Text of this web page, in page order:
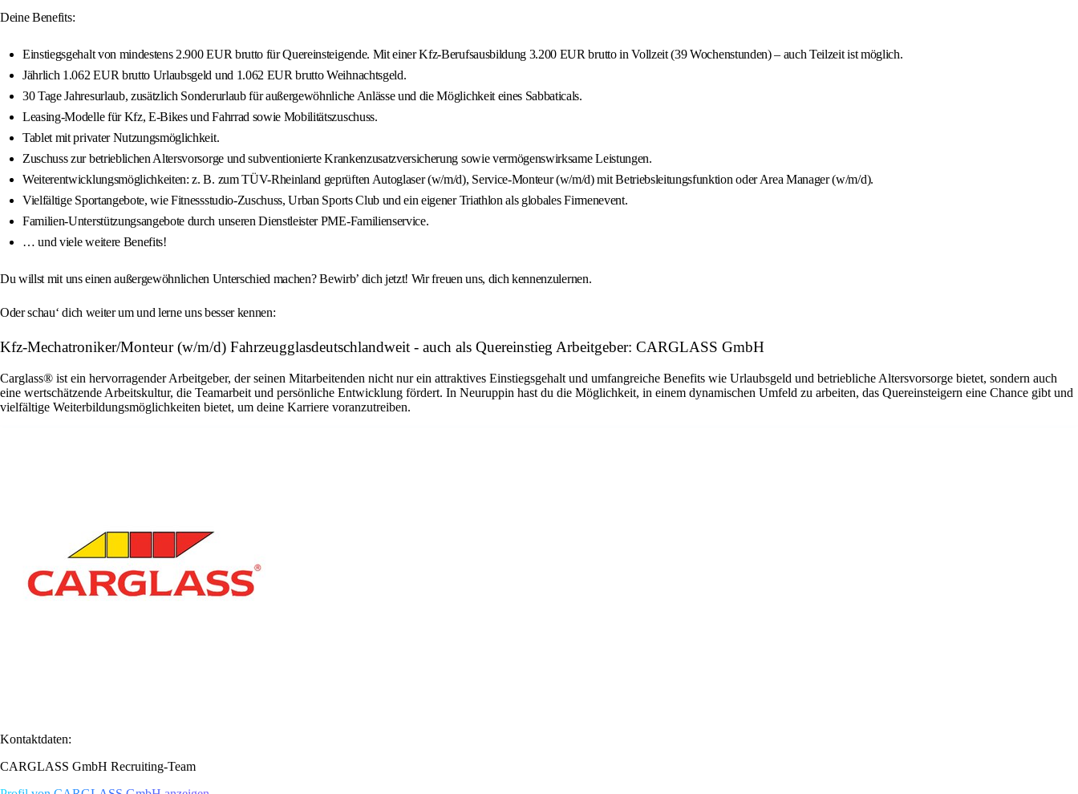
Deine Benefits:
Einstiegsgehalt von mindestens 2.900 EUR brutto für Quereinsteigende. Mit einer Kfz-Berufsausbildung 3.200 EUR brutto in Vollzeit (39 Wochenstunden) – auch Teilzeit ist möglich.
Jährlich 1.062 EUR brutto Urlaubsgeld und 1.062 EUR brutto Weihnachtsgeld.
30 Tage Jahresurlaub, zusätzlich Sonderurlaub für außergewöhnliche Anlässe und die Möglichkeit eines Sabbaticals.
Leasing-Modelle für Kfz, E-Bikes und Fahrrad sowie Mobilitätszuschuss.
Tablet mit privater Nutzungsmöglichkeit.
Zuschuss zur betrieblichen Altersvorsorge und subventionierte Krankenzusatzversicherung sowie vermögenswirksame Leistungen.
Weiterentwicklungsmöglichkeiten: z. B. zum TÜV-Rheinland geprüften Autoglaser (w/m/d), Service-Monteur (w/m/d) mit Betriebsleitungsfunktion oder Area Manager (w/m/d).
Vielfältige Sportangebote, wie Fitnessstudio-Zuschuss, Urban Sports Club und ein eigener Triathlon als globales Firmenevent.
Familien-Unterstützungsangebote durch unseren Dienstleister PME-Familienservice.
… und viele weitere Benefits!
Du willst mit uns einen außergewöhnlichen Unterschied machen? Bewirb’ dich jetzt! Wir freuen uns, dich kennenzulernen.
Oder schau‘ dich weiter um und lerne uns besser kennen:
Kfz-Mechatroniker/Monteur (w/m/d) Fahrzeugglasdeutschlandweit - auch als Quereinstieg Arbeitgeber: CARGLASS GmbH
Carglass® ist ein hervorragender Arbeitgeber, der seinen Mitarbeitenden nicht nur ein attraktives Einstiegsgehalt und umfangreiche Benefits wie Urlaubsgeld und betriebliche Altersvorsorge bietet, sondern auch
eine wertschätzende Arbeitskultur, die Teamarbeit und persönliche Entwicklung fördert. In Neuruppin hast du die Möglichkeit, in einem dynamischen Umfeld zu arbeiten, das Quereinsteigern eine Chance gibt und
vielfältige Weiterbildungsmöglichkeiten bietet, um deine Karriere voranzutreiben.
Kontaktdaten:
CARGLASS GmbH Recruiting-Team